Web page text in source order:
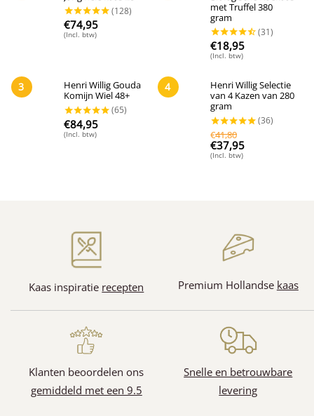
(128)
€74,95
(Incl. btw)
met Truffel 380
gram
€18,95
(Incl. btw)
3
Henri Willig Gouda
Komijn Wiel 48+
€84,95
(Incl. btw)
4
Henri Willig Selectie
van 4 Kazen van 280
gram
€41,80
€37,95
(Incl. btw)
Kaas inspiratie recepten Premium Hollandse kaas
Klanten beoordelen ons
gemiddeld met een 9.5
Snelle en betrouwbare
levering